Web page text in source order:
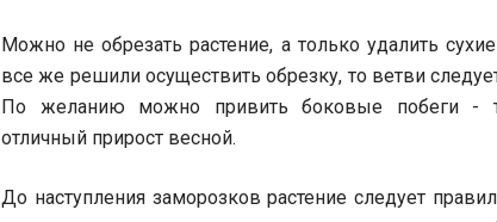
Можно не обрезать растение, а только удалить
все же решили осуществить обрезку, то ветви
По желанию можно привить боковые побеги -
отличный прирост весной.
До наступления заморозков растение следует